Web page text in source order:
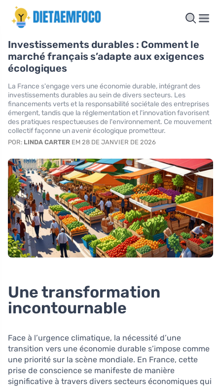
Investissements durables : Comment le
marché français s’adapte aux exigences
écologiques
La France s'engage vers une économie durable, intégrant des
investissements durables au sein de divers secteurs. Les
financements verts et la responsabilité sociétale des entreprises
émergent, tandis que la réglementation et l'innovation favorisent
des pratiques respectueuses de l'environnement. Ce mouvement
collectif façonne un avenir écologique prometteur.
POR: LINDA CARTER EM 28 DE JANVIER DE 2026
Une transformation
incontournable
Face à l’urgence climatique, la nécessité d’une
transition vers une économie durable s’impose comme
une priorité sur la scène mondiale. En France, cette
prise de conscience se manifeste de manière
significative à travers divers secteurs économiques qui